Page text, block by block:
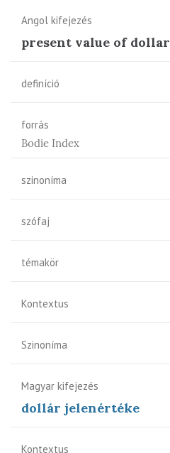
Angol kifejezés
present value of dollar
definíció
forrás
Bodie Index
szinoníma
szófaj
témakör
Kontextus
Szinoníma
Magyar kifejezés
dollár jelenértéke
Kontextus